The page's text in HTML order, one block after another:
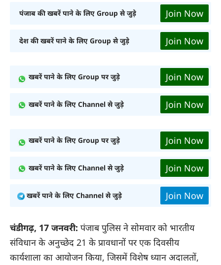
पंजाब की खबरें पाने के लिए Group से जुड़े Join Now
देश की खबरें पाने के लिए Group से जुड़े Join Now
खबरें पाने के लिए Group पर जुड़े Join Now
खबरें पाने के लिए Channel से जुड़े Join Now
खबरें पाने के लिए Group पर जुड़े Join Now
खबरें पाने के लिए Channel से जुड़े Join Now
खबरें पाने के लिए Channel से जुड़े Join Now
चंडीगढ़, 17 जनवरी: पंजाब पुलिस ने सोमवार को भारतीय
संविधान के अनुच्छेद 21 के प्रावधानों पर एक दिवसीय
कार्यशाला का आयोजन किया, जिसमें विशेष ध्यान अदालतों,